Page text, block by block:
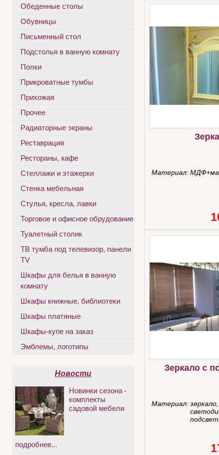
Материал:
Зеркало с
Материал:
Обеденные столы
Обувницы
Письменный стол
Подстолья в ванную комнату
Полки
Прикроватные тумбы
Прихожая
Прочее
Радиаторные экраны
Реставрация
Рестораны, кафе
Стеллажи и этажерки
Стенка мебельная
Стулья, кресла, лавки
Торговое и офисное обрудование
Туалетный столик
ТВ тумба под телевизор, панели
TV
Шкафы для белья в ванную
комнату
Шкафы книжные, библиотеки
Шкафы платяные
Шкафы-купе на заказ
Эмблемы, логотипы
Новости
Новинки сезона -
комплекты
садовой мебели
подробнее...